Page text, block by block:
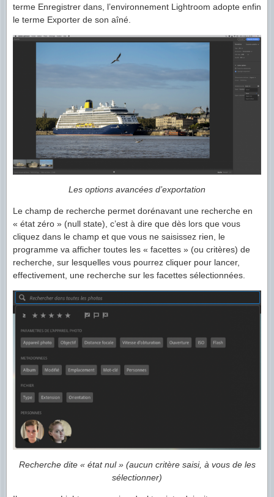
terme Enregistrer dans, l’environnement Lightroom adopte enfin
le terme Exporter de son aîné.
Les options avancées d’exportation
Le champ de recherche permet dorénavant une recherche en
« état zéro » (null state), c’est à dire que dès lors que vous
cliquez dans le champ et que vous ne saisissez rien, le
programme va afficher toutes les « facettes » (ou critères) de
recherche, sur lesquelles vous pourrez cliquer pour lancer,
effectivement, une recherche sur les facettes sélectionnées.
Recherche dite « état nul » (aucun critère saisi, à vous de les
sélectionner)